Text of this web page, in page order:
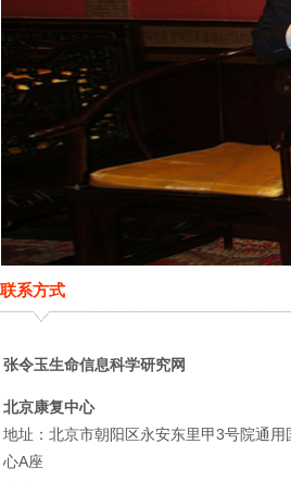
联系方式
张令玉生命信息科学研究网
北京康复中心
地址：北京市朝阳区永安东里甲3号院通用
心A座